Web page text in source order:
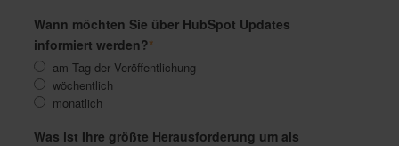
Wann möchten Sie über HubSpot Updates
informiert werden?*
am Tag der Veröffentlichung
wöchentlich
monatlich
Was ist Ihre größte Herausforderung um als